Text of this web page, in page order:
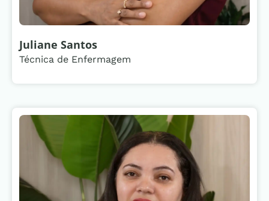
Juliane Santos
Técnica de Enfermagem